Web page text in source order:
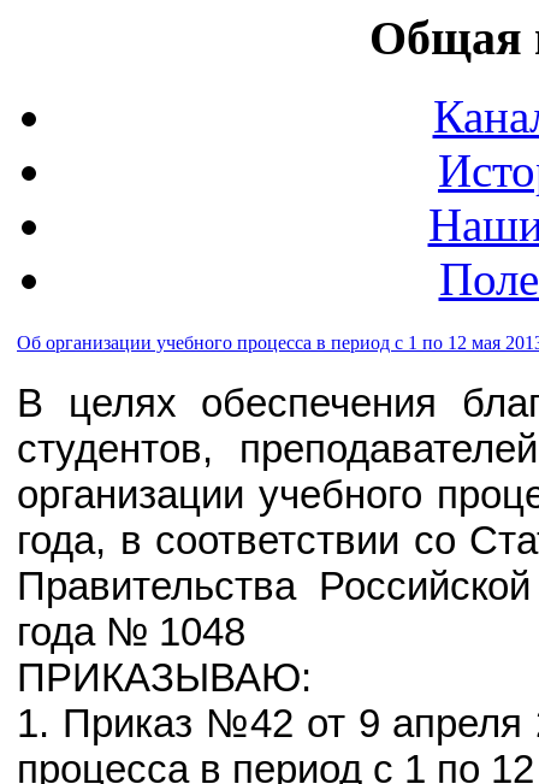
Общая
Об организации учебного процесса в период с 1 по 12 мая
В целях обеспечения
студентов,
организации учебного
года, в соответствии со
Правительства
года № 1048
ПРИКАЗЫВАЮ:
1. Приказ №42 от 9 апреля
процесса в период с 1 по